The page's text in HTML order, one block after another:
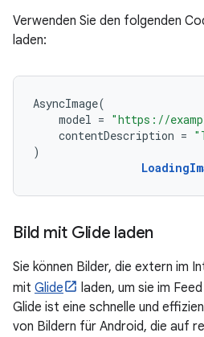
Verwenden Sie den folgenden
laden:
AsyncImage(
model = "https://
contentDescription =
)
Bild mit Glide laden
Sie können Bilder, die extern im
mit Glide
laden, um sie im
Glide ist eine schnelle und
von Bildern für Android, die auf